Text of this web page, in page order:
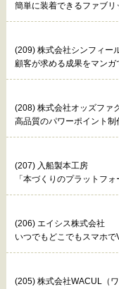
簡単に装着できるファブ
(209) 株式会社シンフィー
顧客が求める成果をマン
(208) 株式会社オッズファ
高品質のパワーポイント
(207) 入船製本工房
「本づくりのプラットフ
(206) エイシス株式会社
いつでもどこでもスマホ
(205) 株式会社WACUL（ワ